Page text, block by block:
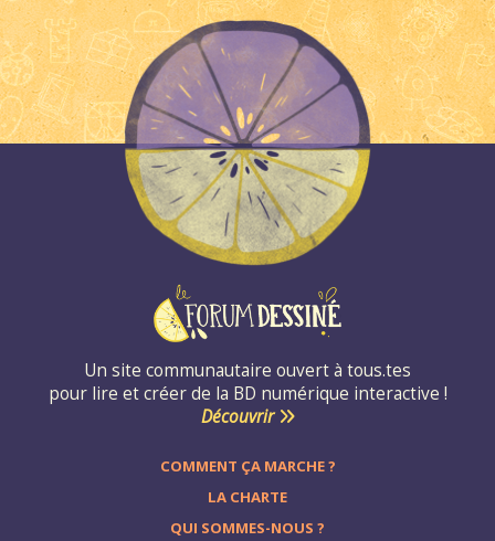
Un site communautaire ouvert à tous.tes
pour lire et créer de la BD numérique interactive !
Découvrir
COMMENT ÇA MARCHE ?
LA CHARTE
QUI SOMMES-NOUS ?